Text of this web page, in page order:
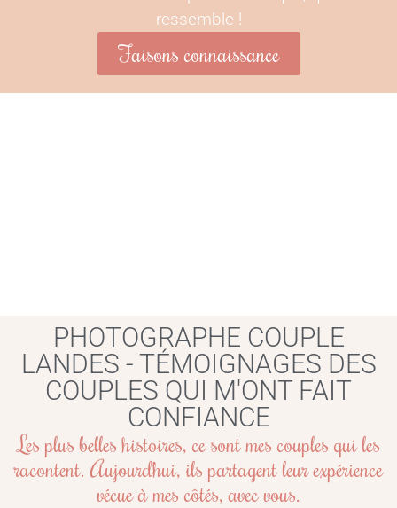
ressemble !
Faisons connaissance
VIVEZ VIBREZ
RESSENTEZ
SAVOUREZ
PHOTOGRAPHE COUPLE
LANDES - TÉMOIGNAGES DES
COUPLES QUI M'ONT FAIT
CONFIANCE
Les plus belles histoires, ce sont mes couples qui les
racontent. Aujourd’hui, ils partagent leur expérience
vécue à mes côtés, avec vous.